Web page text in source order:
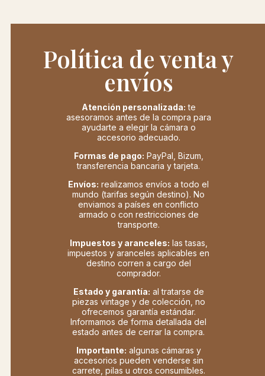
Política de venta y
envíos
Atención personalizada: te
asesoramos antes de la compra para
ayudarte a elegir la cámara o
accesorio adecuado.
Formas de pago: PayPal, Bizum,
transferencia bancaria y tarjeta.
Envíos: realizamos envíos a todo el
mundo (tarifas según destino). No
enviamos a países en conflicto
armado o con restricciones de
transporte.
Impuestos y aranceles: las tasas,
impuestos y aranceles aplicables en
destino corren a cargo del
comprador.
Estado y garantía: al tratarse de
piezas vintage y de colección, no
ofrecemos garantía estándar.
Informamos de forma detallada del
estado antes de cerrar la compra.
Importante: algunas cámaras y
accesorios pueden venderse sin
carrete, pilas u otros consumibles.